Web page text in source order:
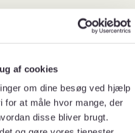
af cookies
om dine besøg ved hjælp
at måle hvor mange, der
disse bliver brugt.
den fælles forsvarspolitik
sig ret dramatisk i løbet
af den fælles
i juni 1992, var
steget betragteligt til
afstemningen i 1993 lå
af modstandere på 56,7